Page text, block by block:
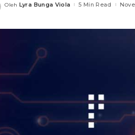
Posted
Oleh Lyra Bunga Viola 5 Min Read